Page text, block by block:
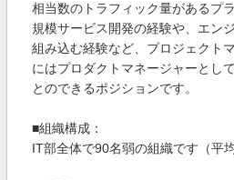
相当数のトラフィック量があるプ
規模サービス開発の経験や、エン
組み込む経験など、プロジェクト
にはプロダクトマネージャーとし
とのできるポジションです。
■組織構成：
IT部全体で90名弱の組織です（平